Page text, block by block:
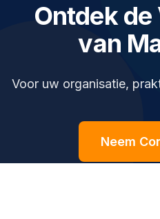
Ontdek
van
Voor uw organisatie,
Neem